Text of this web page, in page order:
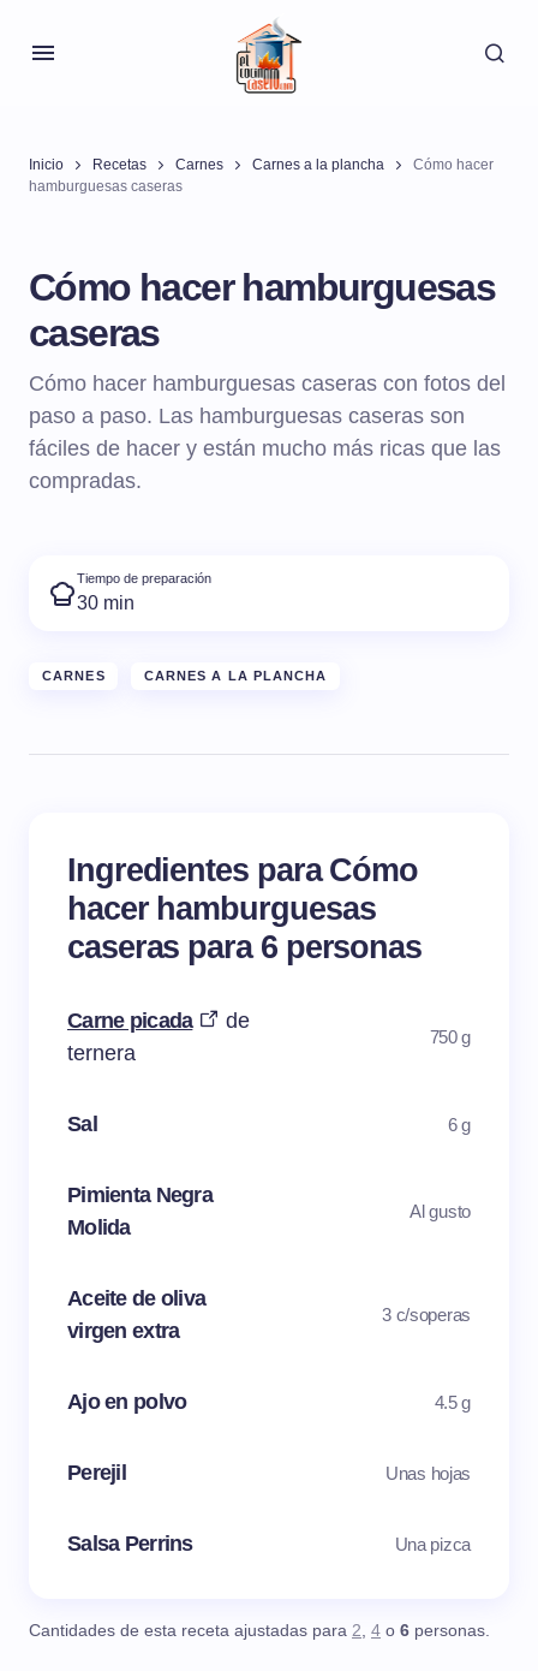
Inicio Recetas Carnes Carnes a la plancha
Cómo hacer
hamburguesas caseras
Cómo hacer hamburguesas
caseras
Cómo hacer hamburguesas caseras con fotos del
paso a paso. Las hamburguesas caseras son
fáciles de hacer y están mucho más ricas que las
compradas.
Tiempo de preparación
30 min
CARNES CARNES A LA PLANCHA
Ingredientes para Cómo
hacer hamburguesas
caseras para 6 personas
Carne picada
de
ternera
750 g
Sal 6 g
Pimienta Negra
Molida
Al gusto
Aceite de oliva
virgen extra
3 c/soperas
Ajo en polvo 4.5 g
Perejil Unas hojas
Salsa Perrins Una pizca
Cantidades de esta receta ajustadas para 2, 4 o 6 personas.